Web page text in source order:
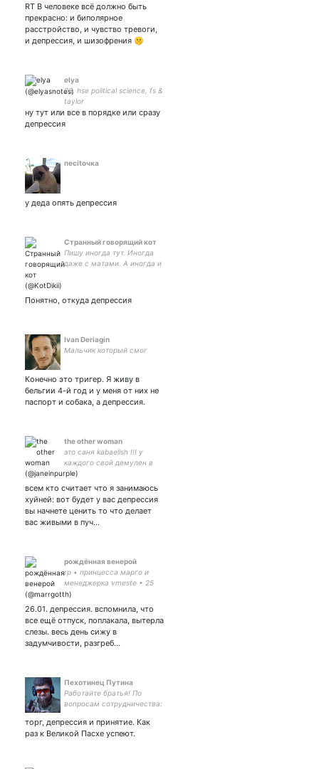
RT В человеке всё должно быть
прекрасно: и биполярное
расстройство, и чувство тревоги,
и депрессия, и шизофрения 🤫
elya
23, hse political science, fs &
taylor
ну тут или все в порядке или сразу
депрессия
песitочка
у деда опять депрессия
Странный говорящий кот
Пишу иногда тут. Иногда
даже с матами. А иногда и
Понятно, откуда депрессия
Ivan Deriagin
Мальчик который смог
Конечно это тригер. Я живу в
бельгии 4-й год и у меня от них не
паспорт и собака, а депрессия.
the other woman
это саня kabaelish !!! у
каждого свой демулен в
жопе, а у меня новая
щитпост
всем кто считает что я занимаюсь
хуйней: вот будет у вас депрессия
вы начнете ценить то что делает
вас живыми в пуч…
рождённая венерой
rp • принцесса марго и
менеджерка vmeste • 25
yo • невеста • птиц • обе
26.01. депрессия. вспомнила, что
все ещё отпуск, поплакала, вытерла
слезы. весь день сижу в
задумчивости, разгреб…
Пехотинец Путина
Работайте братья! По
вопросам сотрудничества:
торг, депрессия и принятие. Как
раз к Великой Пасхе успеют.